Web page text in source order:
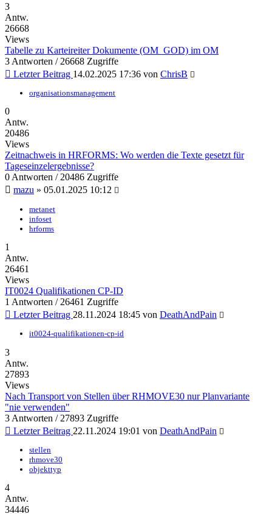
3
Antw.
26668
Views
Tabelle zu Karteireiter Dokumente (OM_GOD) im OM
3 Antworten / 26668 Zugriffe
Letzter Beitrag 14.02.2025 17:36 von ChrisB
organisationsmanagement
0
Antw.
20486
Views
Zeitnachweis in HRFORMS: Wo werden die Texte gesetzt für
Tageseinzelergebnisse?
0 Antworten / 20486 Zugriffe
mazu » 05.01.2025 10:12
metanet
infoset
hrforms
1
Antw.
26461
Views
IT0024 Qualifikationen CP-ID
1 Antworten / 26461 Zugriffe
Letzter Beitrag 28.11.2024 18:45 von DeathAndPain
it0024-qualifikationen-cp-id
3
Antw.
27893
Views
Nach Transport von Stellen über RHMOVE30 nur Planvariante
"nie verwenden"
3 Antworten / 27893 Zugriffe
Letzter Beitrag 22.11.2024 19:01 von DeathAndPain
stellen
rhmove30
objekttyp
4
Antw.
34446